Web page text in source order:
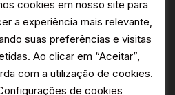
cookies em nosso site para
a experiência mais relevante,
suas preferências e visitas
Ao clicar em “Aceitar”,
com a utilização de cookies.
de cookies